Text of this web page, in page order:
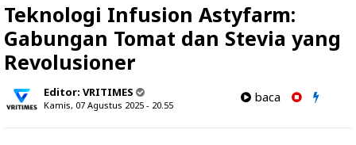
Teknologi Infusion Astyfarm:
Gabungan Tomat dan Stevia yang
Revolusioner
Editor: VRITIMES
Kamis, 07 Agustus 2025 - 20.55
baca